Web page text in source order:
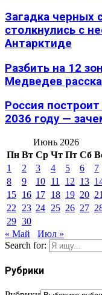
Загадка черных
столкнулись с
Антарктиде
Разбить на 12
Медведев
Россия
2036 году —
Июнь 2026
Пн Вт Ср Чт Пт Сб
1
2 3 4 5 6
7
8
9 10 11 12 13
15 16 17 18 19 20 21
22
23 24 25 26 27
29 30
« Май
Июл »
Search for:
Рубрики